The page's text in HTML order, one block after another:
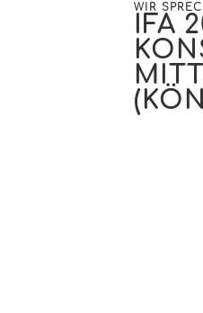
WIR
IFA